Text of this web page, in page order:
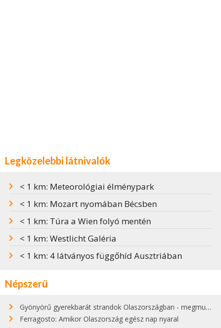
Legközelebbi látnivalók
< 1 km: Meteorológiai élménypark
< 1 km: Mozart nyomában Bécsben
< 1 km: Túra a Wien folyó mentén
< 1 km: Westlicht Galéria
< 1 km: 4 látványos függőhíd Ausztriában
Népszerű
Gyönyörű gyerekbarát strandok Olaszországban - megmutatjuk a 15 legjobbat
Ferragosto: Amikor Olaszország egész nap nyaral